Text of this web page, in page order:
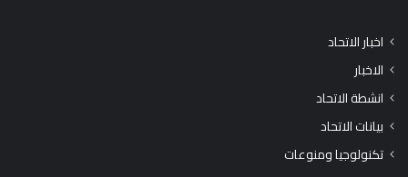
اخبار الاتحاد
الاخبار
انشطة الاتحاد
بيانات الاتحاد
تكنولوجيا ومنوعات